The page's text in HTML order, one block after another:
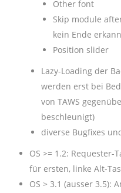
Other font
Skip module
kein Ende
Position slider
Lazy-Loading der
werden erst bei
von TAWS
beschleunigt)
diverse Bugfixes
OS >= 1.2: Requester-
für ersten, linke Alt-
OS > 3.1 (ausser 3.5):